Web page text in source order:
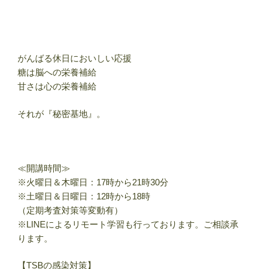
がんばる休日においしい応援
糖は脳への栄養補給
甘さは心の栄養補給
それが『秘密基地』。
≪開講時間≫
※火曜日＆木曜日：17時から21時30分
※土曜日＆日曜日：12時から18時
（定期考査対策等変動有）
※LINEによるリモート学習も行っております。ご相談承
ります。
【TSBの感染対策】